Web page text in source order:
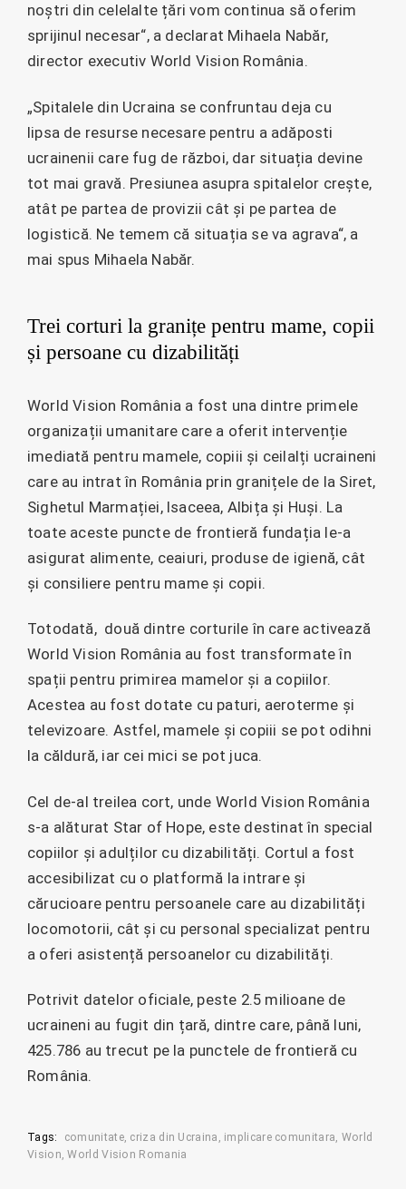
noștri din celelalte țări vom continua să oferim
sprijinul necesar“, a declarat Mihaela Nabăr,
director executiv World Vision România.
„Spitalele din Ucraina se confruntau deja cu
lipsa de resurse necesare pentru a adăposti
ucrainenii care fug de război, dar situația devine
tot mai gravă. Presiunea asupra spitalelor crește,
atât pe partea de provizii cât și pe partea de
logistică. Ne temem că situația se va agrava“, a
mai spus Mihaela Nabăr.
Trei corturi la granițe pentru mame, copii
și persoane cu dizabilități
World Vision România a fost una dintre primele
organizații umanitare care a oferit intervenție
imediată pentru mamele, copiii și ceilalți ucraineni
care au intrat în România prin granițele de la Siret,
Sighetul Marmației, Isaceea, Albița și Huși. La
toate aceste puncte de frontieră fundația le-a
asigurat alimente, ceaiuri, produse de igienă, cât
și consiliere pentru mame și copii.
Totodată, două dintre corturile în care activează
World Vision România au fost transformate în
spații pentru primirea mamelor și a copiilor.
Acestea au fost dotate cu paturi, aeroterme și
televizoare. Astfel, mamele și copiii se pot odihni
la căldură, iar cei mici se pot juca.
Cel de-al treilea cort, unde World Vision România
s-a alăturat Star of Hope, este destinat în special
copiilor și adulților cu dizabilități. Cortul a fost
accesibilizat cu o platformă la intrare și
cărucioare pentru persoanele care au dizabilități
locomotorii, cât și cu personal specializat pentru
a oferi asistență persoanelor cu dizabilități.
Potrivit datelor oficiale, peste 2.5 milioane de
ucraineni au fugit din țară, dintre care, până luni,
425.786 au trecut pe la punctele de frontieră cu
România.
Tags: comunitate criza din Ucraina implicare comunitara World
Vision World Vision Romania